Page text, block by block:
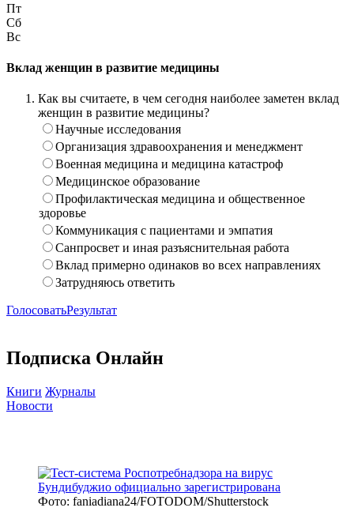
Пт
Сб
Вс
Вклад женщин в развитие медицины
Как вы считаете, в чем сегодня наиболее заметен вклад
женщин в развитие медицины?
Научные исследования
Организация здравоохранения и менеджмент
Военная медицина и медицина катастроф
Медицинское образование
Профилактическая медицина и общественное
здоровье
Коммуникация с пациентами и эмпатия
Санпросвет и иная разъяснительная работа
Вклад примерно одинаков во всех направлениях
Затрудняюсь ответить
ГолосоватьРезультат
Подписка Онлайн
Книги Журналы
Новости
Фото: faniadiana24/FOTODOM/Shutterstock